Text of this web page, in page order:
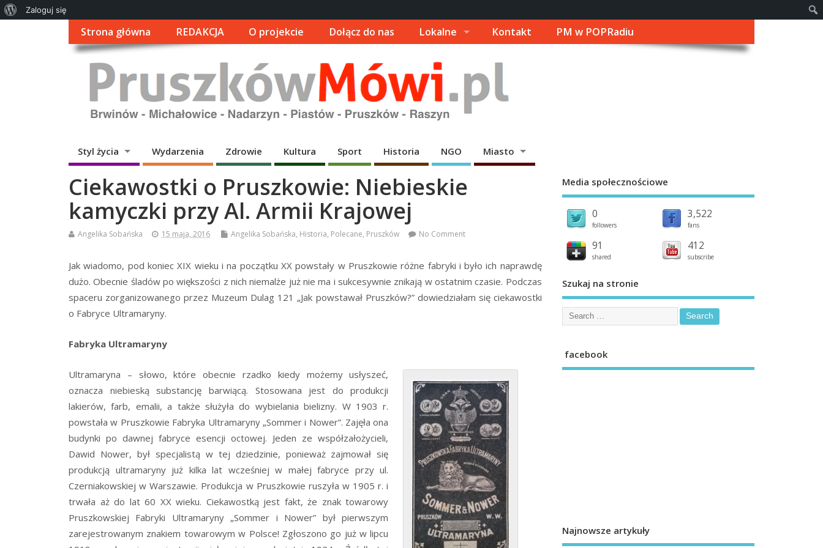
Strona główna REDAKCJA O projekcie Dołącz do nas Lokalne Kontakt PM w POPRadiu
Styl życia Wydarzenia Zdrowie Kultura Sport Historia NGO Miasto
Ciekawostki o Pruszkowie: Niebieskie
kamyczki przy Al. Armii Krajowej
Angelika Sobańska 15 maja, 2016 Angelika Sobańska, Historia, Polecane, Pruszków No Comment
Jak wiadomo, pod koniec XIX wieku i na początku XX powstały w Pruszkowie różne fabryki i było ich naprawdę
dużo. Obecnie śladów po większości z nich niemalże już nie ma i sukcesywnie znikają w ostatnim czasie. Podczas
spaceru zorganizowanego przez Muzeum Dulag 121 „Jak powstawał Pruszków?” dowiedziałam się ciekawostki
o Fabryce Ultramaryny.
Fabryka Ultramaryny
Ultramaryna – słowo, które obecnie rzadko kiedy możemy usłyszeć,
oznacza niebieską substancję barwiącą. Stosowana jest do produkcji
lakierów, farb, emalii, a także służyła do wybielania bielizny. W 1903 r.
powstała w Pruszkowie Fabryka Ultramaryny „Sommer i Nower”. Zajęła ona
budynki po dawnej fabryce esencji octowej. Jeden ze współzałożycieli,
Dawid Nower, był specjalistą w tej dziedzinie, ponieważ zajmował się
produkcją ultramaryny już kilka lat wcześniej w małej fabryce przy ul.
Czerniakowskiej w Warszawie. Produkcja w Pruszkowie ruszyła w 1905 r. i
trwała aż do lat 60 XX wieku. Ciekawostką jest fakt, że znak towarowy
Pruszkowskiej Fabryki Ultramaryny „Sommer i Nower” był pierwszym
zarejestrowanym znakiem towarowym w Polsce! Zgłoszono go już w lipcu
Media społecznościowe
0
followers
3,522
fans
91
shared
412
subscribe
Szukaj na stronie
facebook
Najnowsze artykuły
Zaloguj się